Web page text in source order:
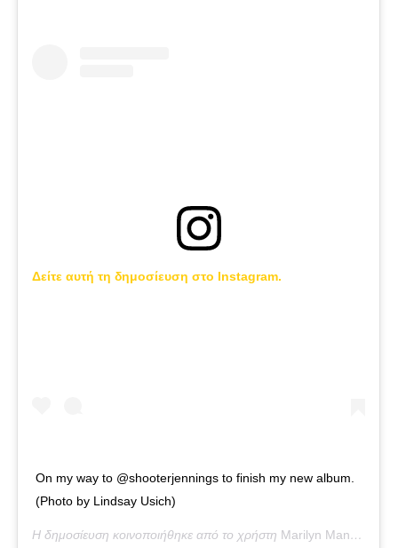
Δείτε αυτή τη δημοσίευση στο Instagram.
On my way to @shooterjennings to finish my new album.
(Photo by Lindsay Usich)
Η δημοσίευση κοινοποιήθηκε από το χρήστη Marilyn Manson